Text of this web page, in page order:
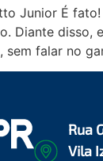
Junior É
Diante
sem falar no
Rua
Vila